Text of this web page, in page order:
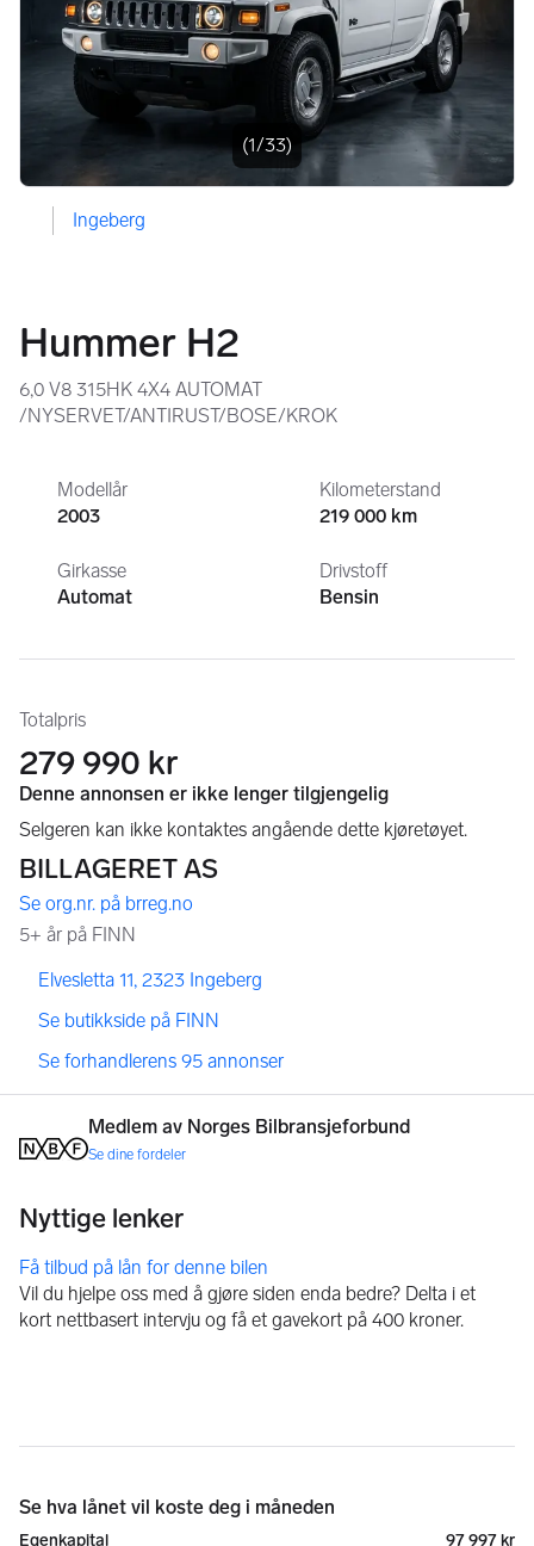
Bildegalleri
(1/33)
Ingeberg
Hummer H2
6,0 V8 315HK 4X4 AUTOMAT
/NYSERVET/ANTIRUST/BOSE/KROK
Modellår
2003
Kilometerstand
219 000 km
Girkasse
Automat
Drivstoff
Bensin
Totalpris
279 990 kr
,
Elvesletta 11, 2323 Ingeberg
Se butikkside på FINN
Se forhandlerens 95 annonser
Medlem av Norges Bilbransjeforbund
Se dine fordeler
Få tilbud på lån for denne bilen
Vil du hjelpe oss med å gjøre siden enda bedre? Delta i et
kort nettbasert intervju og få et gavekort på 400 kroner.